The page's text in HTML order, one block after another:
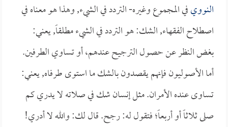
النوويفي المجموع وغيره- التردد في الشيء, وهذا هو معناه في
اصطلاح الفقهاء, الشك: هو التردد في الشيء مطلقاً, يعني:
بغض النظر عن حصول الترجيح عندهم، أو تساوي الطرفين.
أما الأصوليون فإنهم يقصدون بالشك ما استوى طرفاه, يعني:
تساوى عنده الأمران. مثل إنسان شك في صلاته لا يدري كم
صلى ثلاثاً أو أربعاً؛ فتقول له: رجح. قال لك: والله لا أدري!